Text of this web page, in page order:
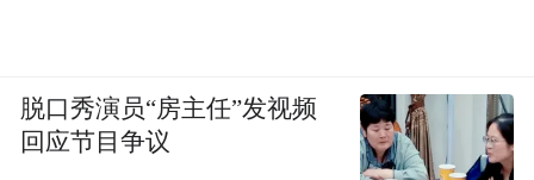
脱口秀演员“房主任”发视频
回应节目争议